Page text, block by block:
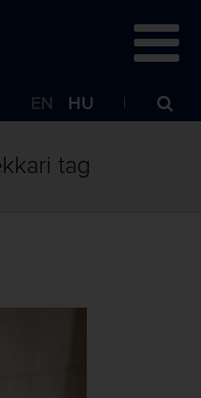
EN HU
tag